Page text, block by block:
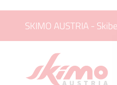
SKIMO AUSTRIA -